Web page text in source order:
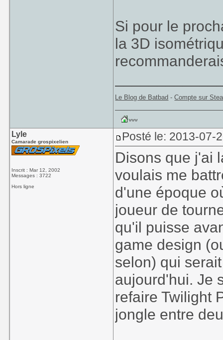
Si pour le
la 3D
Le Blog de Batbad -Compte sur
Lyle
Camarade grospixelien
Inscrit : Mar 12, 2002
Messages : 3722
Hors ligne
Posté le: 2013-07-
Disons que j'ai
voulais me
d'une époque
joueur de
qu'il puisse
game design
selon) qui
aujourd'hui. Je
refaire Twilight
jongle entre